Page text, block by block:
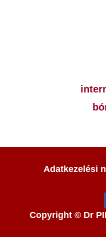
Adatkezelési
Copyright © Dr